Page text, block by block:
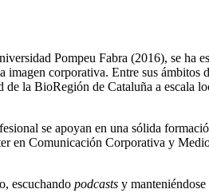
Pompeu Fabra (2016), se ha
corporativa. Entre sus ámbitos
la BioRegión de Cataluña a escala
se apoyan en una sólida
en Comunicación Corporativa y
escuchando podcasts y